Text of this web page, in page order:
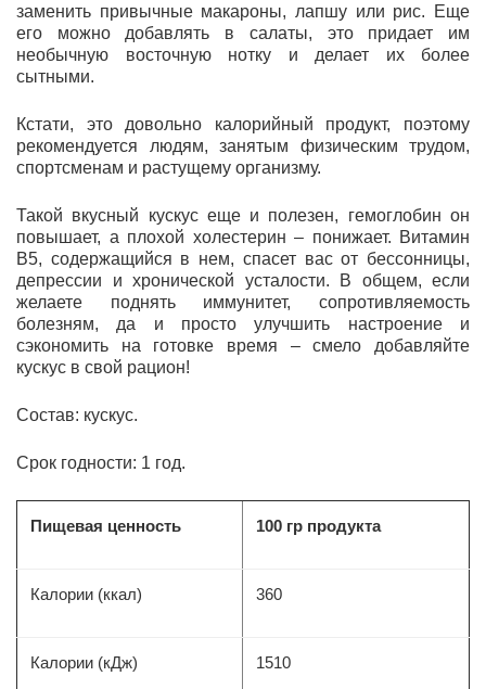
заменить привычные макароны, лапшу или рис. Еще
его можно добавлять в салаты, это придает им
необычную восточную нотку и делает их более
сытными.
Кстати, это довольно калорийный продукт, поэтому
рекомендуется людям, занятым физическим трудом,
спортсменам и растущему организму.
Такой вкусный кускус еще и полезен, гемоглобин он
повышает, а плохой холестерин – понижает. Витамин
В5, содержащийся в нем, спасет вас от бессонницы,
депрессии и хронической усталости. В общем, если
желаете поднять иммунитет, сопротивляемость
болезням, да и просто улучшить настроение и
сэкономить на готовке время – смело добавляйте
кускус в свой рацион!
Состав: кускус.
Срок годности: 1 год.
Пищевая ценность 100 гр продукта
Калории (ккал) 360
Калории (кДж) 1510